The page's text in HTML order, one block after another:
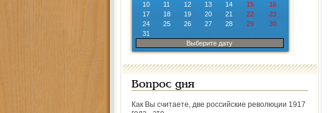
10
11 12 13 14 15
16
17
18 19 20 21 22
23
24
25 26 27 28 29
30
31
Выберите дату
Вопрос дня
Как Вы считаете, две российские революции 1917